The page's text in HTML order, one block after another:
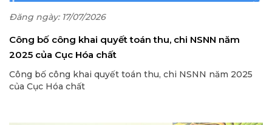
Đăng ngày: 17/07/2026
Công bố công khai quyết toán thu, chi NSNN năm
2025 của Cục Hóa chất
Công bố công khai quyết toán thu, chi NSNN năm 2025
của Cục Hóa chất